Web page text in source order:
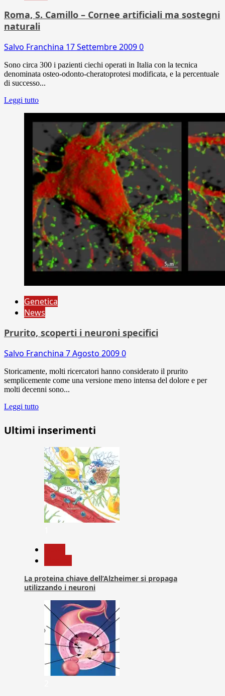
Roma, S. Camillo – Cornee artificiali ma sostegni
naturali
Salvo Franchina 17 Settembre 20090
Sono circa 300 i pazienti ciechi operati in Italia con la tecnica
denominata osteo-odonto-cheratoprotesi modificata, e la percentuale
di successo...
Leggi tutto
Genetica
News
Prurito, scoperti i neuroni specifici
Salvo Franchina 7 Agosto 20090
Storicamente, molti ricercatori hanno considerato il prurito
semplicemente come una versione meno intensa del dolore e per
molti decenni sono...
Leggi tutto
Ultimi inserimenti
La proteina chiave dell’Alzheimer si propaga
utilizzando i neuroni